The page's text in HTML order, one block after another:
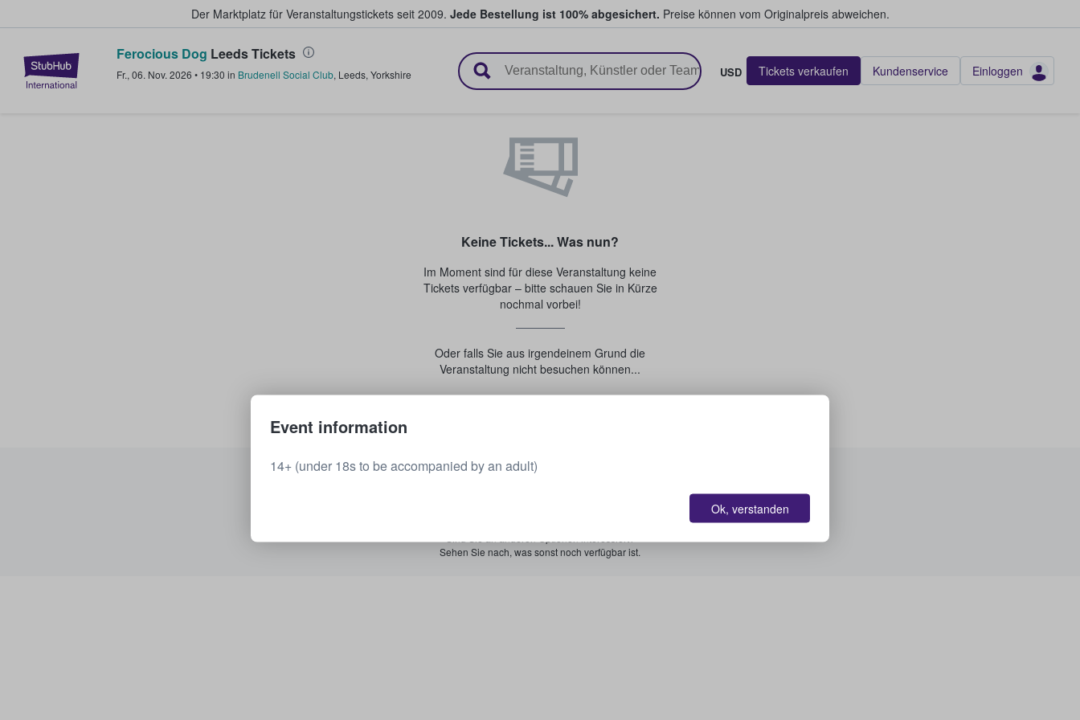
Der Marktplatz für Veranstaltungstickets seit 2009. Jede Bestellung ist 100% abgesichert. Preise können vom Originalpreis abweichen.
StubHub - Wo Fans Tickets kaufen & verkaufen
Ferocious Dog Leeds Tickets
Fr., 06. Nov. 2026 • 19:30 in Brudenell Social Club, Leeds, Yorkshire USD Tickets verkaufen Kundenservice Einloggen
Keine Tickets... Was nun?
Im Moment sind für diese Veranstaltung keine
Tickets verfügbar – bitte schauen Sie in Kürze
nochmal vorbei!
Oder falls Sie aus irgendeinem Grund die
Veranstaltung nicht besuchen können...
Sehen Sie nach, was sonst noch verfügbar ist.
Event information
14+ (under 18s to be accompanied by an adult)
Ok, verstanden